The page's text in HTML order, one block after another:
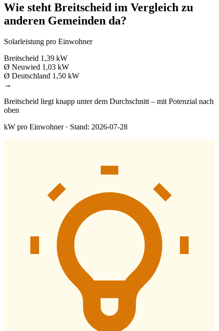
Wie steht Breitscheid im Vergleich zu
anderen Gemeinden da?
Solarleistung pro Einwohner
Breitscheid 1,39 kW
Ø Neuwied 1,03 kW
Ø Deutschland 1,50 kW
→
Breitscheid liegt knapp unter dem Durchschnitt – mit Potenzial nach
oben
kW pro Einwohner · Stand: 2026-07-28